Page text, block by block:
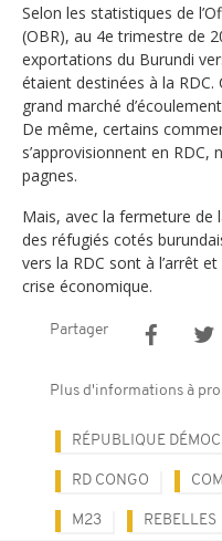
Selon les statistiques de
(OBR), au 4e trimestre de
exportations du Burundi
étaient destinées à la
grand marché
De même, certains
s’approvisionnent en
pagnes.
Mais, avec la fermeture de
des réfugiés cotés
vers la RDC sont à l’arrêt
crise économique.
Partager
Plus d'informations à
RÉPUBLIQUE
RD CONGO
M23 REBELLES